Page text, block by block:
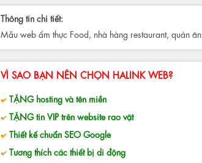
Thông tin chi tiết:
Mẫu web ẩm thực Food, nhà hàng restaurant, quán ăn
VÌ SAO BẠN NÊN CHỌN HALINK WEB?
TẶNG hosting và tên miền
TẶNG tin VIP trên website rao vặt
Thiết kế chuẩn SEO Google
Tương thích các thiết bị di động